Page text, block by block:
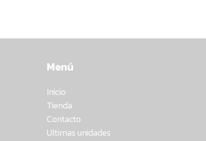
Menú
Inicio
Tienda
Contacto
Ultimas unidades